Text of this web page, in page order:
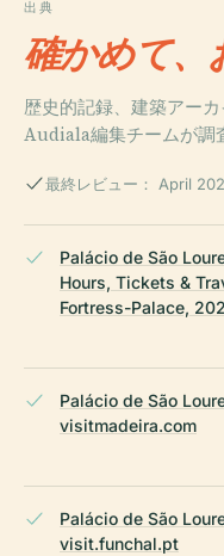
出典
確かめて、
歴史的記録、建築アーカ
Audiala編集チームが調
最終レビュー： April
Palácio de São
Hours, Tickets &
Fortress-Palace,
Palácio de São
visitmadeira.com
Palácio de São
visit.funchal.pt